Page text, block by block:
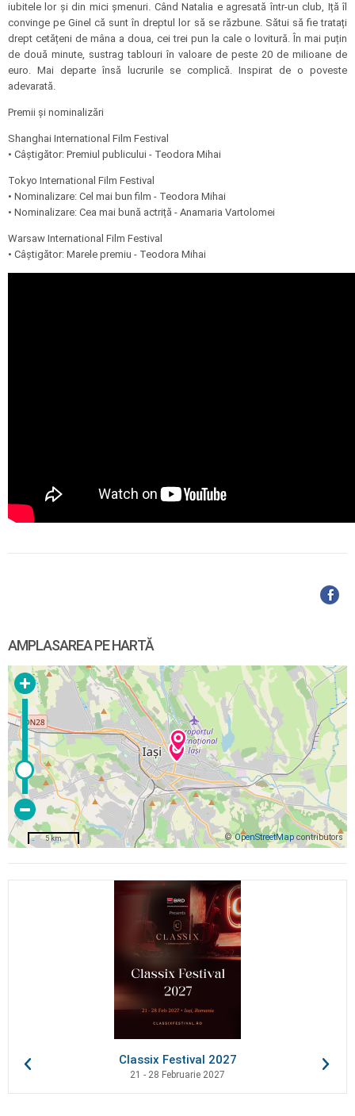
iubitele lor și din mici șmenuri. Când Natalia e agresată într-un club, Iță îl
convinge pe Ginel că sunt în dreptul lor să se răzbune. Sătui să fie tratați
drept cetățeni de mâna a doua, cei trei pun la cale o lovitură. În mai puțin
de două minute, sustrag tablouri în valoare de peste 20 de milioane de
euro. Mai departe însă lucrurile se complică. Inspirat de o poveste
adevarată.
Premii și nominalizări
Shanghai International Film Festival
• Câștigător: Premiul publicului - Teodora Mihai
Tokyo International Film Festival
• Nominalizare: Cel mai bun film - Teodora Mihai
• Nominalizare: Cea mai bună actriță - Anamaria Vartolomei
Warsaw International Film Festival
• Câștigător: Marele premiu - Teodora Mihai
AMPLASAREA PE HARTĂ
©OpenStreetMapcontributors
5 km
Classix Festival 2027
21 - 28 Februarie 2027